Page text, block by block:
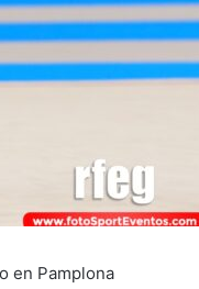
en Pamplona